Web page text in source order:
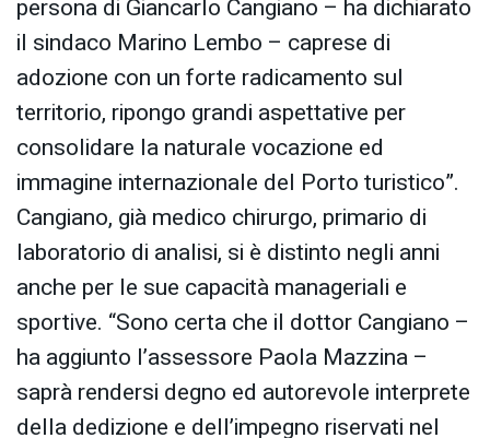
persona di Giancarlo Cangiano – ha dichiarato
il sindaco Marino Lembo – caprese di
adozione con un forte radicamento sul
territorio, ripongo grandi aspettative per
consolidare la naturale vocazione ed
immagine internazionale del Porto turistico”.
Cangiano, già medico chirurgo, primario di
laboratorio di analisi, si è distinto negli anni
anche per le sue capacità manageriali e
sportive. “Sono certa che il dottor Cangiano –
ha aggiunto l’assessore Paola Mazzina –
saprà rendersi degno ed autorevole interprete
della dedizione e dell’impegno riservati nel